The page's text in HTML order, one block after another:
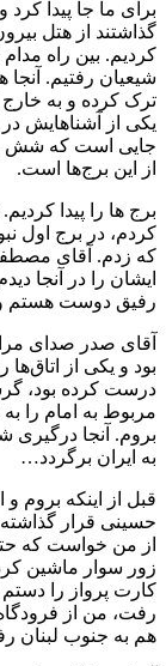
برای ما جا پیدا
گذاشتند از هتل
کردیم. بین راه
شیعیان رفتیم. آنجا
ترک کرده و به خارج
یکی از آشناهایش
جایی است که شش
از این برج‌ها است.
برج ها را پیدا
کردم، در برج اول
که زدم. آقای
ایشان را در آنجا
رفیق دوست هستم و
آقای صدر صدای
بود و یکی از
درست کرده بود،
مربوط به امام را
بروم. آنجا درگیری
به ایران برگردد…
قبل از اینکه بروم
حسینی قرار گذاشته
از من خواست که
زور سوار ماشین
کارت پرواز را
رفت، من از
هم به جنوب لبنان